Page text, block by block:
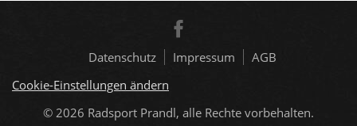
© 2026 Radsport Prandl, alle Rechte vorbehalten.
Datenschutz Impressum
AGB
Cookie-Einstellungen ändern